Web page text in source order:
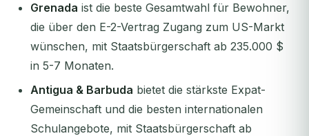
Grenada ist die beste Gesamtwahl für Bewohner,
die über den E-2-Vertrag Zugang zum US-Markt
wünschen, mit Staatsbürgerschaft ab 235.000 $
in 5-7 Monaten.
Antigua & Barbuda bietet die stärkste Expat-
Gemeinschaft und die besten internationalen
Schulangebote, mit Staatsbürgerschaft ab